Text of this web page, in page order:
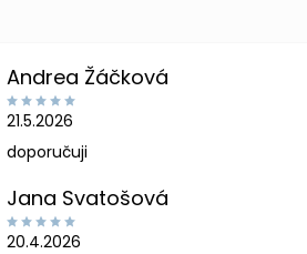
Andrea Žáčková
21.5.2026
doporučuji
Jana Svatošová
20.4.2026